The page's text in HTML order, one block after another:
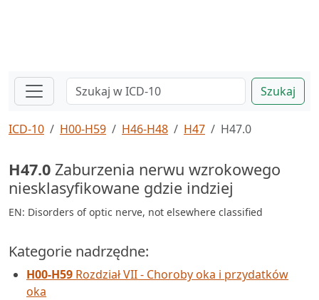
Szukaj
ICD-10 H00-H59 H46-H48 H47 H47.0
H47.0 Zaburzenia nerwu wzrokowego
niesklasyfikowane gdzie indziej
EN: Disorders of optic nerve, not elsewhere classified
Kategorie nadrzędne:
H00-H59 Rozdział VII - Choroby oka i przydatków
oka